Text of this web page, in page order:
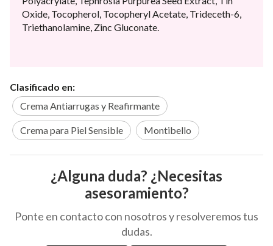
Oxide, Tocopherol, Tocopheryl Acetate, Trideceth-6,
Triethanolamine, Zinc Gluconate.
Clasificado en:
Crema Antiarrugas y Reafirmante
Crema para Piel Sensible Montibello
¿Alguna duda? ¿Necesitas
asesoramiento?
Ponte en contacto con nosotros y resolveremos tus
dudas.